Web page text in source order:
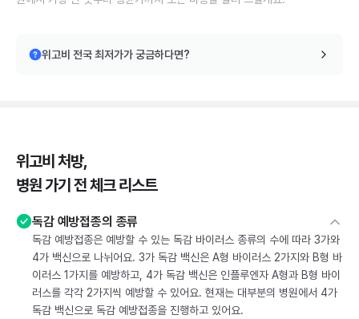
위고비 전국 최저가가 궁금하다면?
위고비 처방,
병원 가기 전 체크 리스트
독감 예방접종의 종류
독감 예방접종은 예방할 수 있는 독감 바이러스 종류의 수에 따라 3가와
4가 백신으로 나뉘어요. 3가 독감 백신은 A형 바이러스 2가지와 B형 바
이러스 1가지를 예방하고, 4가 독감 백신은 인플루엔자 A형과 B형 바이
러스를 각각 2가지씩 예방할 수 있어요. 현재는 대부분의 병원에서 4가
독감 백신으로 독감 예방접종을 진행하고 있어요.